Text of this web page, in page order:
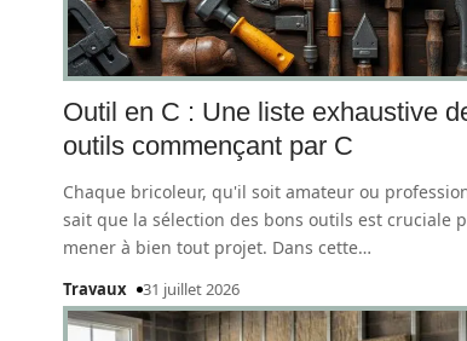
Outil en C : Une liste exhaustive
outils commençant par C
Chaque bricoleur, qu'il soit amateur ou
sait que la sélection des bons outils est cruciale
mener à bien tout projet. Dans cette…
Travaux 31 juillet 2026